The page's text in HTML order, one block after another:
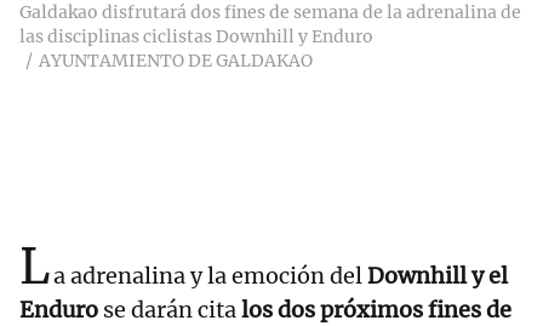
Galdakao disfrutará dos fines de semana de la adrenalina de
las disciplinas ciclistas Downhill y Enduro
AYUNTAMIENTO DE GALDAKAO
La adrenalina y la emoción delDownhill y el
Enduro se darán citalos dos próximos fines de